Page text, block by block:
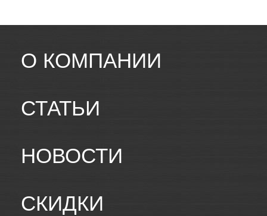
О КОМПАНИИ
СТАТЬИ
НОВОСТИ
СКИДКИ